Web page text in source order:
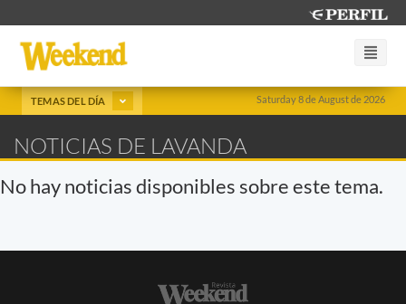
Saturday 8 de August de 2026
TEMAS DEL DÍA
NOTICIAS DE LAVANDA
No hay noticias disponibles sobre este tema.